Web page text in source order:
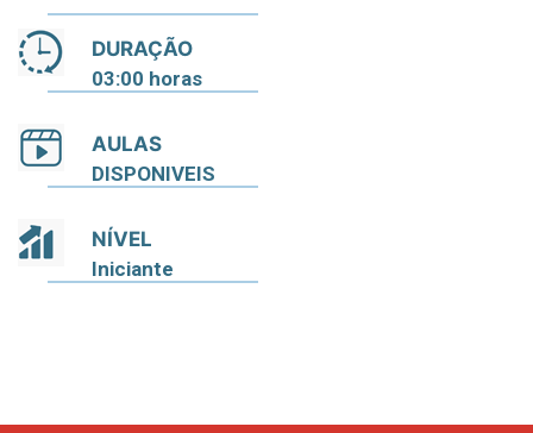
DURAÇÃO
03:00 horas
AULAS
DISPONIVEIS
NÍVEL
Iniciante